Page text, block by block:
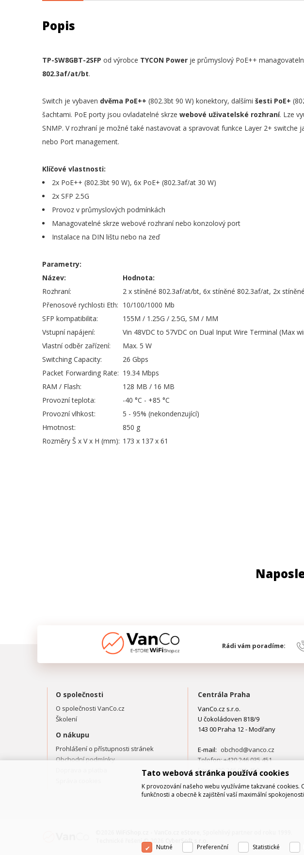
Popis
TP-SW8GBT-2SFP od výrobce TYCON Power je průmyslový PoE++
802.3af/at/bt.
Switch je vybaven dvěma PoE++ (802.3bt 90 W) konektory, dalšími šesti PoE+
šachtami. PoE porty jsou ovladatelné skrze webové uživatelské rozhraní. Lze
SNMP. V rozhraní je možné také nastavovat a spravovat funkce Layer 2+ switche
nebo Port management.
Klíčové vlastnosti:
2x PoE++ (802.3bt 90 W), 6x PoE+ (802.3af/at 30 W)
2x SFP 2.5G
Provoz v průmyslových podmínkách
Managovatelné skrze webové rozhraní nebo konzolový port
Instalace na DIN lištu nebo na zeď
Parametry:
Název:
Hodnota:
Rozhraní:
2 x stíněné 802.3af/at/bt, 6x stíněné 802.3af/at, 2x
Přenosové rychlosti Eth: 10/100/1000 Mb
SFP kompatibilita:
155M / 1.25G / 2.5G, SM / MM
Vstupní napájení:
Vin 48VDC to 57VDC on Dual Input Wire Terminal (Max
Vlastní odběr zařízení:
Max. 5 W
Switching Capacity:
26 Gbps
Packet Forwarding Rate: 19.34 Mbps
RAM / Flash:
128 MB / 16 MB
Provozní teplota:
-40 °C - +85 °C
Provozní vlhkost:
5 - 95% (nekondenzující)
Hmotnost:
850 g
Rozměry Š x V x H (mm): 173 x 137 x 61
Rádi vám poradíme:
O společnosti
O společnosti VanCo.cz
Školení
O nákupu
Prohlášení o přístupnosti stránek
Obchodní podmínky
Centrála Praha
VanCo.cz s.r.o.
U čokoládoven 818/9
143 00 Praha 12 - Modřany
E-mail: obchod@vanco.cz
Telefon: +420 246 035 451
Fax: +420 246 035 450
Technické řešení © 2026
CyberSoft s.r.o.
Tato webová stránka používá cookies
K provozování našeho webu využíváme takzvané
funkčnosti a obecně k zajištění vaší maximální
Nutné Preferenční Statistické